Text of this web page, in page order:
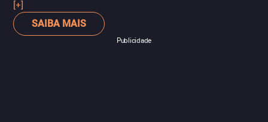
ciúmes, traições com impactos inesperados.
[+]
SAIBA MAIS
Publicidade